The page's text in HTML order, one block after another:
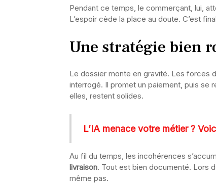
Pendant ce temps, le commerçant, lui,
L’espoir cède la place au doute. C’est
Une stratégie bien
Le dossier monte en gravité. Les forces
interrogé. Il promet un paiement, puis se
elles, restent solides.
L’IA menace votre métier ?
Au fil du temps, les incohérences
livraison. Tout est bien documenté. Lors
même pas.